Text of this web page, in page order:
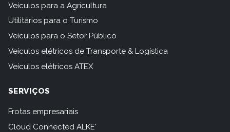
Veículos para a Agricultura
Utilitários para o Turismo
Veículos para o Setor Público
Veículos elétricos de Transporte & Logística
Veículos elétricos ATEX
SERVIÇOS
Frotas empresariais
Cloud Connected ALKE'